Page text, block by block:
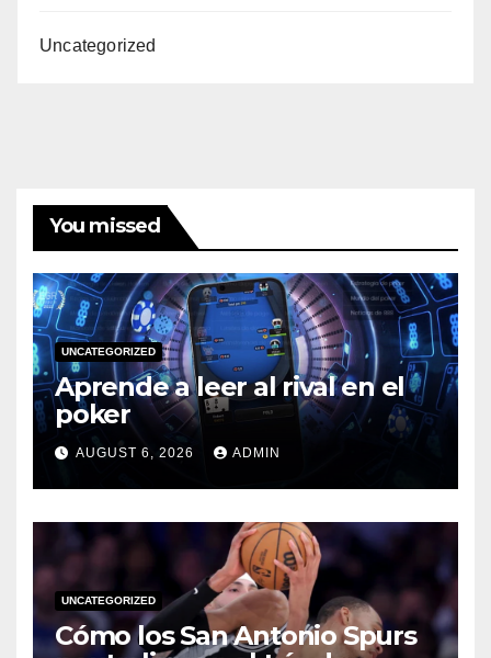
Uncategorized
You missed
UNCATEGORIZED
Aprende a leer al rival en el
poker
AUGUST 6, 2026 ADMIN
UNCATEGORIZED
Cómo los San Antonio Spurs